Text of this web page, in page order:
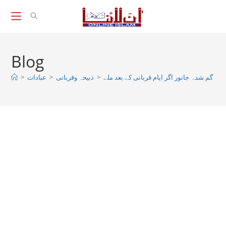
Blog
> عبادات > ذبیحہ وقربانی > کا گم شدہ جانور اگر ایام قربانی کے بعد ملے